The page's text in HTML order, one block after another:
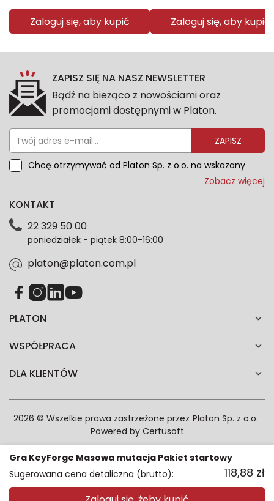
Zaloguj się, aby kupić Zaloguj się, aby kupić
Gra KeyForge Masowa mutacja Pakiet startowy
Sugerowana cena detaliczna (brutto):
118,88 zł
ZAPISZ SIĘ NA NASZ NEWSLETTER
Bądź na bieżąco z nowościami oraz
promocjami dostępnymi w Platon.
ZAPISZ
Chcę otrzymywać od Platon Sp. z o.o. na wskazany
przeze mnie adres e-mail informacje marketingowe
dotyczące danych osobowych znajdziesz w naszej
każdym czasie. Wycofanie zgody nie wpłynie na
zgodność z prawem przetwarzania dokonanego przed
Zobacz więcej
PLATON
WSPÓŁPRACA
DLA KLIENTÓW
KONTAKT
22 329 50 00
poniedziałek - piątek 8:00-16:00
platon@platon.com.pl
2026 © Wszelkie prawa zastrzeżone przez Platon Sp. z o.o.
Powered by Certusoft